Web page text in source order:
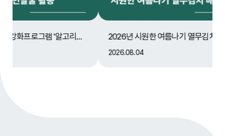
지역사회통합돌봄망 강화프로그램 '알고리즘' 아그집 봉사단 활동 2026년 시원한 여름나기 열무김치 배분 효